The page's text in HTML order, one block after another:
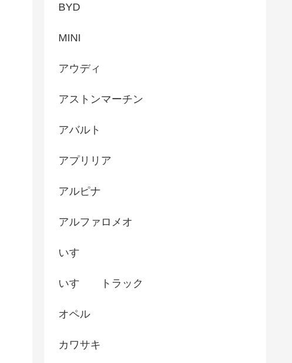
BYD
MINI
アウディ
アストンマーチン
アバルト
アプリリア
アルピナ
アルファロメオ
いすゞ
いすゞ トラック
オペル
カワサキ